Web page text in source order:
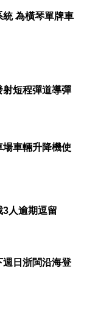
為橫琴單牌車
短程彈道導彈
場車輛升降機使
人逾期逗留
週日浙閩沿海登